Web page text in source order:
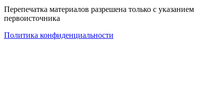
Перепечатка материалов разрешена только с указанием
первоисточника
Политика конфиденциальности